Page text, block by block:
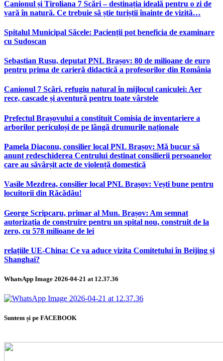
Canionul și Tiroliana 7 Scări – destinația ideală pentru o zi de
vară în natură. Ce trebuie să știe turiștii înainte de vizită…
Spitalul Municipal Săcele: Pacienții pot beneficia de examinare
cu Sudoscan
Sebastian Rusu, deputat PNL Brașov: 80 de milioane de euro
pentru prima de carieră didactică a profesorilor din România
Canionul 7 Scări, refugiu natural în mijlocul caniculei: Aer
rece, cascade și aventură pentru toate vârstele
Prefectul Brașovului a constituit Comisia de inventariere a
arborilor periculoși de pe lângă drumurile naționale
Pamela Diaconu, consilier local PNL Brașov: Mă bucur să
anunț redeschiderea Centrului destinat consilierii persoanelor
care au săvârșit acte de violență domestică
Vasile Mezdrea, consilier local PNL Brașov: Vești bune pentru
locuitorii din Răcădău!
George Scripcaru, primar al Mun. Brașov: Am semnat
autorizația de construire pentru un spital nou, construit de la
zero, cu 578 milioane de lei
relațiile UE-China: Ce va aduce vizita Comitetului în Beijing și
Shanghai?
WhatsApp Image 2026-04-21 at 12.37.36
Suntem și pe FACEBOOK